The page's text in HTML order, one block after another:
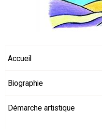
Accueil
Biographie
Démarche artistique